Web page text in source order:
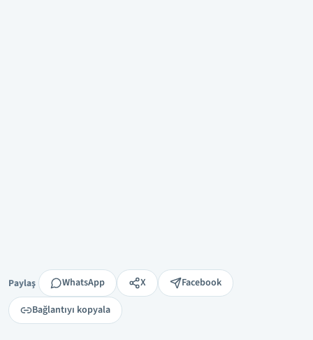
Paylaş
Paylaş WhatsApp X
Facebook
Bağlantıyı kopyala